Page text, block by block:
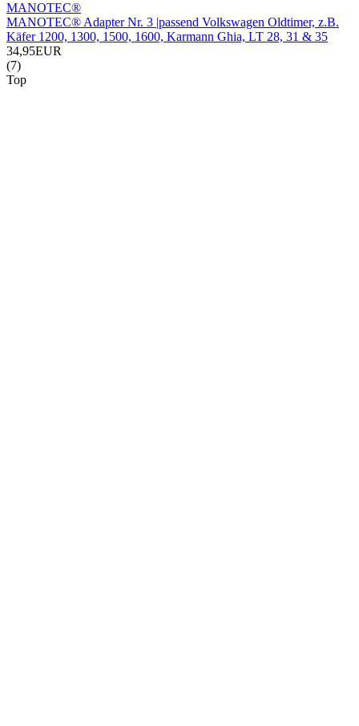
MANOTEC®
MANOTEC® Adapter Nr. 3 |passend Volkswagen Oldtimer, z.B.
Käfer 1200, 1300, 1500, 1600, Karmann Ghia, LT 28, 31 & 35
34,95EUR
(7)
Top